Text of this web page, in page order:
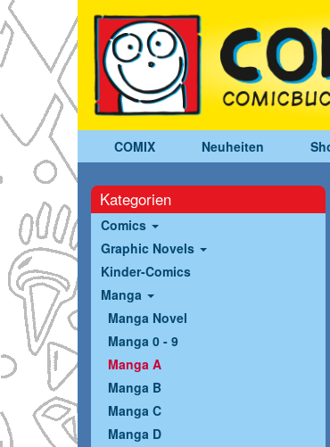
COMIX Neuheiten
Kategorien
Comics
Graphic Novels
Kinder-Comics
Manga
Manga Novel
Manga 0 - 9
Manga A
Manga B
Manga C
Manga D